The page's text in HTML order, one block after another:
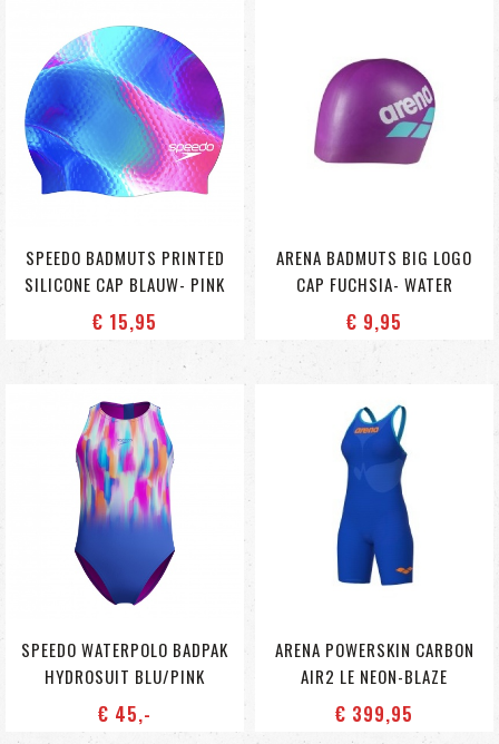
SPEEDO BADMUTS PRINTED
SILICONE CAP BLAUW- PINK
€ 15,95
ARENA BADMUTS BIG LOGO
CAP FUCHSIA- WATER
€ 9,95
SPEEDO WATERPOLO BADPAK
HYDROSUIT BLU/PINK
€ 45,-
ARENA POWERSKIN CARBON
AIR2 LE NEON-BLAZE
€ 399,95